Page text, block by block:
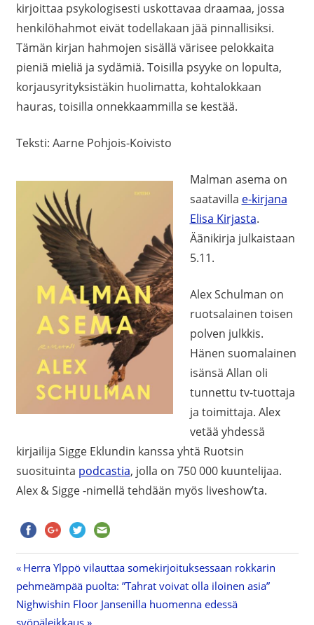
kirjoittaa psykologisesti uskottavaa draamaa, jossa
henkilöhahmot eivät todellakaan jää pinnallisiksi.
Tämän kirjan hahmojen sisällä värisee pelokkaita
pieniä mieliä ja sydämiä. Toisilla psyyke on lopulta,
korjausyrityksistäkin huolimatta, kohtalokkaan
hauras, toisilla onnekkaammilla se kestää.
Teksti: Aarne Pohjois-Koivisto
Malman asema on
saatavilla e-kirjana
Elisa Kirjasta.
Äänikirja julkaistaan
5.11.
Alex Schulman on
ruotsalainen toisen
polven julkkis.
Hänen suomalainen
isänsä Allan oli
tunnettu tv-tuottaja
ja toimittaja. Alex
vetää yhdessä
kirjailija Sigge Eklundin kanssa yhtä Ruotsin
suosituinta podcastia, jolla on 750 000 kuuntelijaa.
Alex & Sigge -nimellä tehdään myös liveshow’ta.
Artikkelien
selaus
Previous
Post:
Herra Ylppö vilauttaa somekirjoituksessaan rokkarin
pehmeämpää puolta: ”Tahrat voivat olla iloinen asia”
Next
Nighwishin Floor Jansenilla huomenna edessä